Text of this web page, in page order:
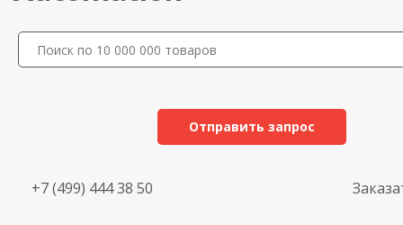
Отправить запрос
+7 (499) 444 38 50